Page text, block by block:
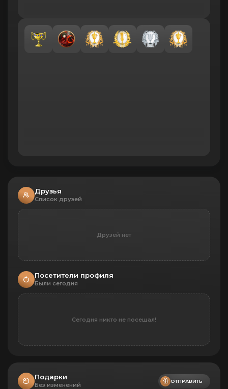
Друзья
Список друзей
Друзей нет
Посетители профиля
Были сегодня
Сегодня никто не посещал!
Подарки
Без изменений
ОТПРАВИТЬ